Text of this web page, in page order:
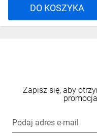
DO KOSZYKA
Zapisz się, aby
Podaj adres e-mail